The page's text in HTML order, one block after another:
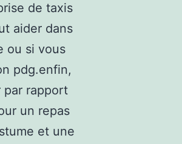
de taxis
aider dans
ou si vous
pdg.enfin,
par rapport
un repas
et une